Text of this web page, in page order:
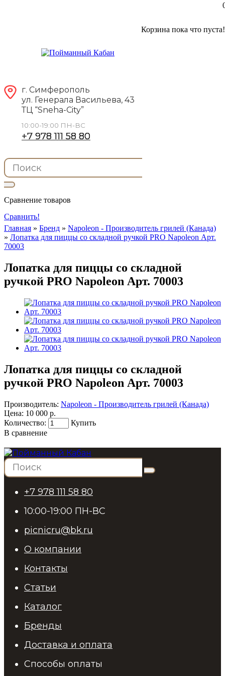
г. Симферополь
ул. Генерала Васильева, 43
ТЦ “Sneha-City”
10:00-19:00 ПН-ВС
+7 978 111 58 80
Корзина пока что пуста!
Сравнение товаров
Сравнить!
Главная » Бренд » Napoleon - Производитель грилей (Канада)
» Лопатка для пиццы со складной ручкой PRO Napoleon Арт.
70003
Лопатка для пиццы со складной
ручкой PRO Napoleon Арт. 70003
Лопатка для пиццы со складной
ручкой PRO Napoleon Арт. 70003
Производитель: Napoleon - Производитель грилей (Канада)
Цена: 10 000 р.
Количество:
Купить
В сравнение
+7 978 111 58 80
10:00-19:00 ПН-ВС
picnicru@bk.ru
О компании
Контакты
Статьи
Каталог
Бренды
Доставка и оплата
Способы оплаты